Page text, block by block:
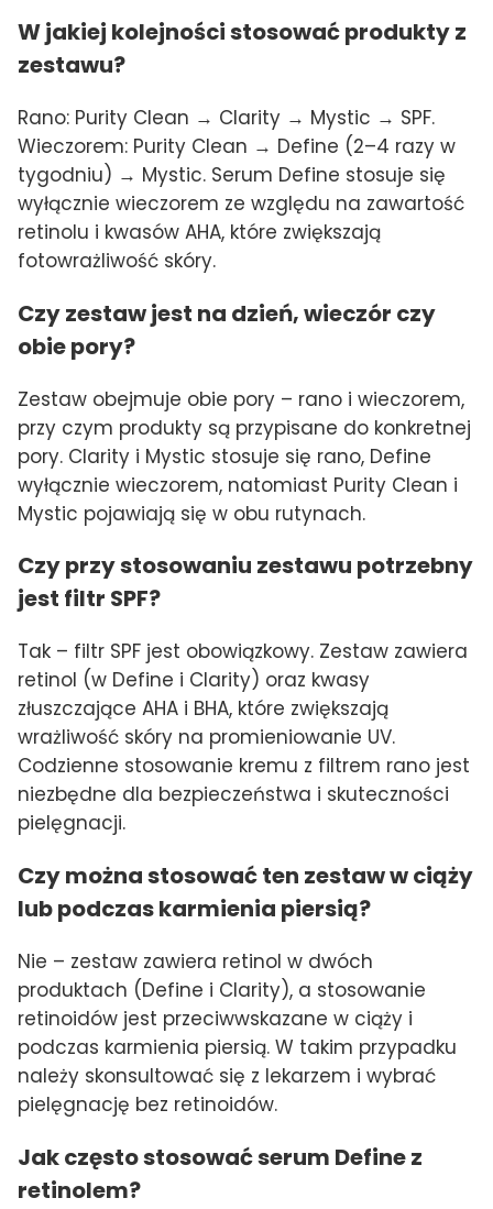
W jakiej kolejności stosować produkty z
zestawu?
Rano: Purity Clean → Clarity → Mystic → SPF.
Wieczorem: Purity Clean → Define (2–4 razy w
tygodniu) → Mystic. Serum Define stosuje się
wyłącznie wieczorem ze względu na zawartość
retinolu i kwasów AHA, które zwiększają
fotowrażliwość skóry.
Czy zestaw jest na dzień, wieczór czy
obie pory?
Zestaw obejmuje obie pory – rano i wieczorem,
przy czym produkty są przypisane do konkretnej
pory. Clarity i Mystic stosuje się rano, Define
wyłącznie wieczorem, natomiast Purity Clean i
Mystic pojawiają się w obu rutynach.
Czy przy stosowaniu zestawu potrzebny
jest filtr SPF?
Tak – filtr SPF jest obowiązkowy. Zestaw zawiera
retinol (w Define i Clarity) oraz kwasy
złuszczające AHA i BHA, które zwiększają
wrażliwość skóry na promieniowanie UV.
Codzienne stosowanie kremu z filtrem rano jest
niezbędne dla bezpieczeństwa i skuteczności
pielęgnacji.
Czy można stosować ten zestaw w ciąży
lub podczas karmienia piersią?
Nie – zestaw zawiera retinol w dwóch
produktach (Define i Clarity), a stosowanie
retinoidów jest przeciwwskazane w ciąży i
podczas karmienia piersią. W takim przypadku
należy skonsultować się z lekarzem i wybrać
pielęgnację bez retinoidów.
Jak często stosować serum Define z
retinolem?